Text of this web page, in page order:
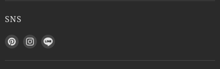
SNS
P
n
I
s
L
N